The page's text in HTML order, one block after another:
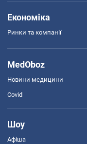
Економіка
Ринки та компанії
MedOboz
Новини медицини
Covid
Шоу
Афіша